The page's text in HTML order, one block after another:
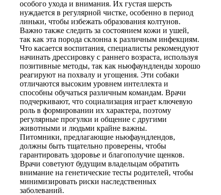
особого ухода и внимания. Их густая шерсть
нуждается в регулярной чистке, особенно в период
линьки, чтобы избежать образования колтунов.
Важно также следить за состоянием кожи и ушей,
так как эта порода склонна к различным инфекциям.
Что касается воспитания, специалисты рекомендуют
начинать дрессировку с раннего возраста, используя
позитивные методы, так как ньюфаундленды хорошо
реагируют на похвалу и угощения. Эти собаки
отличаются высоким уровнем интеллекта и
способны обучаться различным командам. Врачи
подчеркивают, что социализация играет ключевую
роль в формировании их характера, поэтому
регулярные прогулки и общение с другими
животными и людьми крайне важны.
Питомники, предлагающие ньюфаундлендов,
должны быть тщательно проверены, чтобы
гарантировать здоровье и благополучие щенков.
Врачи советуют будущим владельцам обратить
внимание на генетические тесты родителей, чтобы
минимизировать риски наследственных
заболеваний.